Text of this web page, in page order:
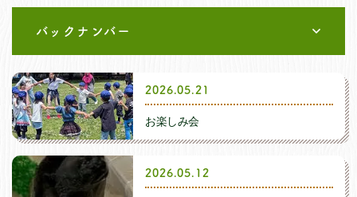
B.動植物とのふれあい
C.畑の活動・食育活動
バックナンバー
2026年8月
2026年5月
2026年4月
2026.05.21
お楽しみ会
2026.05.12